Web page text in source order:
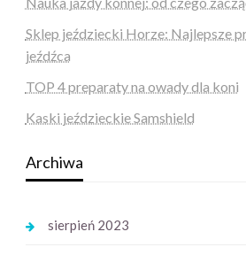
Sklep jeździecki Horze: Najlepsze
jeźdźca
TOP 4 preparaty na owady dla koni
Kaski jeździeckie Samshield
Archiwa
sierpień 2023